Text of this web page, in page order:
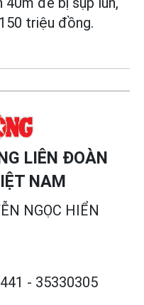
triệu đồng.
LIÊN ĐOÀN
NAM
NGỌC HIỂN
- 35330305